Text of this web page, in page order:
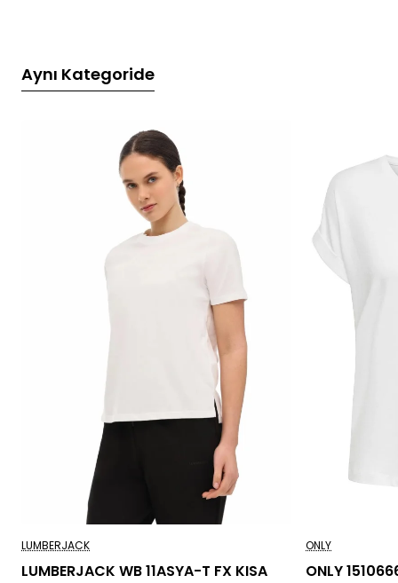
Aynı Kategoride
LUMBERJACK
LUMBERJACK WB 11ASYA-T FX KISA
ONLY
ONLY